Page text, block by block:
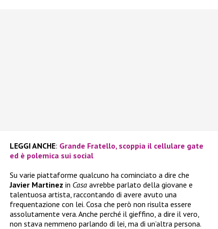
LEGGI ANCHE: Grande Fratello, scoppia il cellulare gate
ed è polemica sui social
Su varie piattaforme qualcuno ha cominciato a dire che
Javier Martinez in Casa avrebbe parlato della giovane e
talentuosa artista, raccontando di avere avuto una
frequentazione con lei. Cosa che però non risulta essere
assolutamente vera. Anche perché il gieffino, a dire il vero,
non stava nemmeno parlando di lei, ma di un’altra persona.